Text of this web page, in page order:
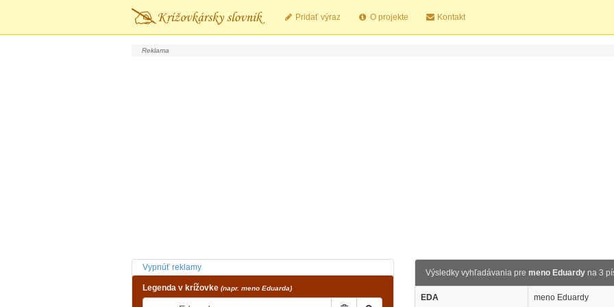
Pridať výraz O projekte Kontakt
Vypnúť reklamy
Legenda v krížovke (napr. meno Eduarda)
Výsledky vyhľadávania pre meno Eduardyna 3
EDA meno Eduardy